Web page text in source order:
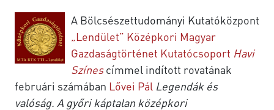
A Bölcsészettudományi Kutatóközpont
„Lendület” Középkori Magyar
Gazdaságtörténet Kutatócsoport Havi
Színescímmel indított rovatának
februári számában Lővei Pál Legendák és
valóság. A győri káptalan középkori